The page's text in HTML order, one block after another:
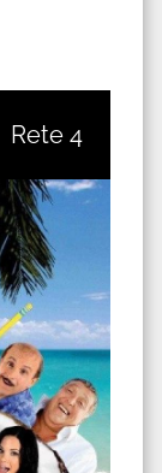
Rete 4